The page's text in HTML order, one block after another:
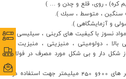
با ما
کره) ، روي، قلع و چدن و … )
مواد نسوز با كيفيت هاي كربني ، سيليسي ،
بالا ، دولوميتي ، منيزيتي ، منيزيت ،
شكل دار و بي شكل مورد مصرف در فولاد
9) گروه الكترود گرافيتي ( با قطر هاي 600و 450 ميليمتر جهت استفاده در